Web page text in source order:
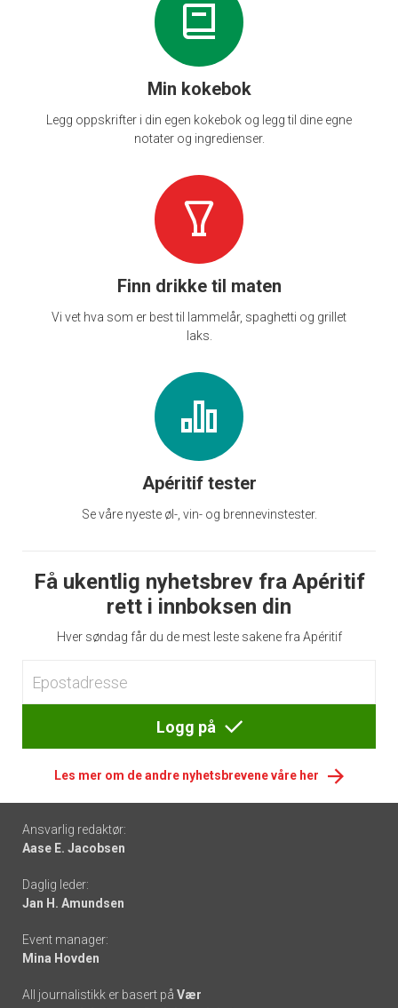
Min kokebok
Legg oppskrifter i din egen kokebok og legg til dine egne
notater og ingredienser.
Finn drikke til maten
Vi vet hva som er best til lammelår, spaghetti og grillet
laks.
Apéritif tester
Se våre nyeste øl-, vin- og brennevinstester.
Få ukentlig nyhetsbrev fra Apéritif
rett i innboksen din
Hver søndag får du de mest leste sakene fra Apéritif
Logg på
Les mer om de andre nyhetsbrevene våre her
Footer
-
links
Ansvarlig redaktør:
Aase E. Jacobsen
Daglig leder:
Jan H. Amundsen
Event manager:
Mina Hovden
All journalistikk er basert på Vær